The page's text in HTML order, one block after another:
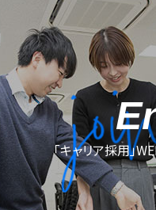
「キャリア採用」